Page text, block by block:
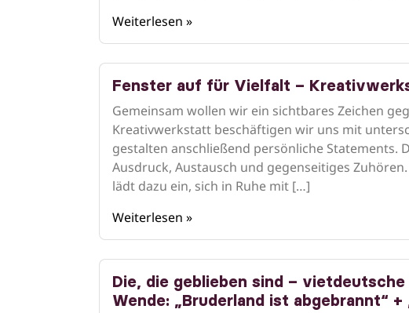
Weiterlesen »
Fenster auf für Vielfalt –
Gemeinsam wollen wir ein sichtbares Zeichen
Kreativwerkstatt beschäftigen wir uns mit
gestalten anschließend persönliche Statements.
Ausdruck, Austausch und gegenseitiges
lädt dazu ein, sich in Ruhe mit […]
Weiterlesen »
Die, die geblieben sind –
Wende: „Bruderland ist abgebrannt“ +